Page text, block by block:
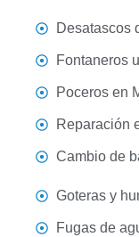
Desatascos
Fontaneros
Poceros en
Reparación
Cambio de
Goteras y
Fugas de